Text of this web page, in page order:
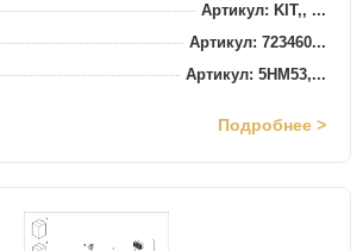
Артикул: KIT,, ...
Артикул: 723460...
Артикул: 5HM53,...
Подробнее >